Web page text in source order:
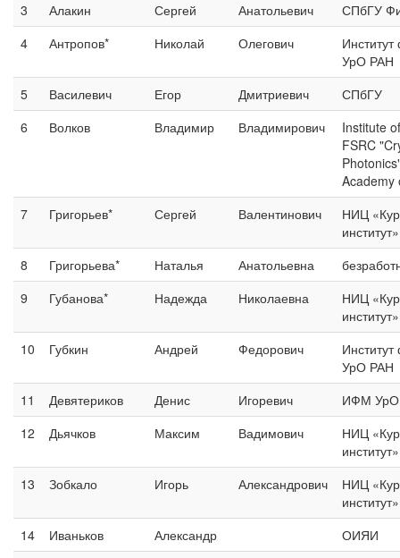
3
Алакин Сергей Анатольевич
СПбГУ
4
Антропов* Николай Олегович
УрО РАН
5
Василевич Егор Дмитриевич
СПбГУ
6
Волков Владимир Владимирович
Institute
FSRC
Academy
7
Григорьев* Сергей Валентинович
НИЦ
8
Григорьева* Наталья Анатольевна
9
Губанова* Надежда Николаевна
НИЦ
10
Губкин Андрей Федорович
УрО РАН
11
Девятериков Денис Игоревич
ИФМ
12
Дьячков Максим Вадимович
НИЦ
13
Зобкало Игорь Александрович
НИЦ
14
Иваньков Александр
ОИЯИ